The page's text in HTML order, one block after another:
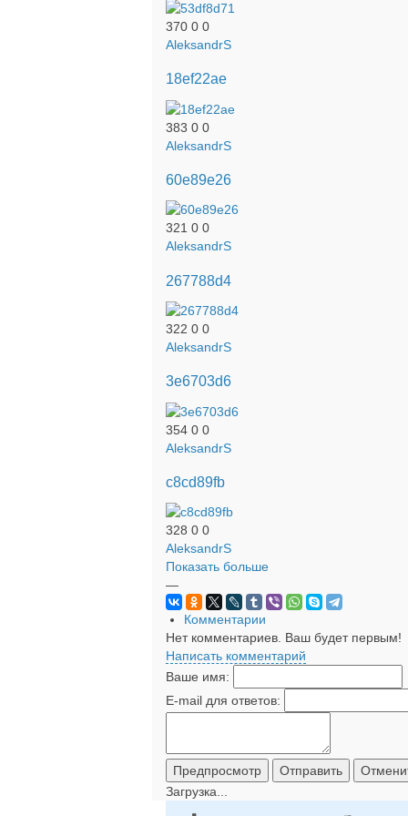
370 0 0
AleksandrS
18ef22ae
383 0 0
AleksandrS
60e89e26
321 0 0
AleksandrS
267788d4
322 0 0
AleksandrS
3e6703d6
354 0 0
AleksandrS
c8cd89fb
328 0 0
AleksandrS
Показать больше
—
Комментарии
Нет комментариев. Ваш будет первым!
Написать комментарий
Ваше имя:
E-mail для ответов:
Загрузка...